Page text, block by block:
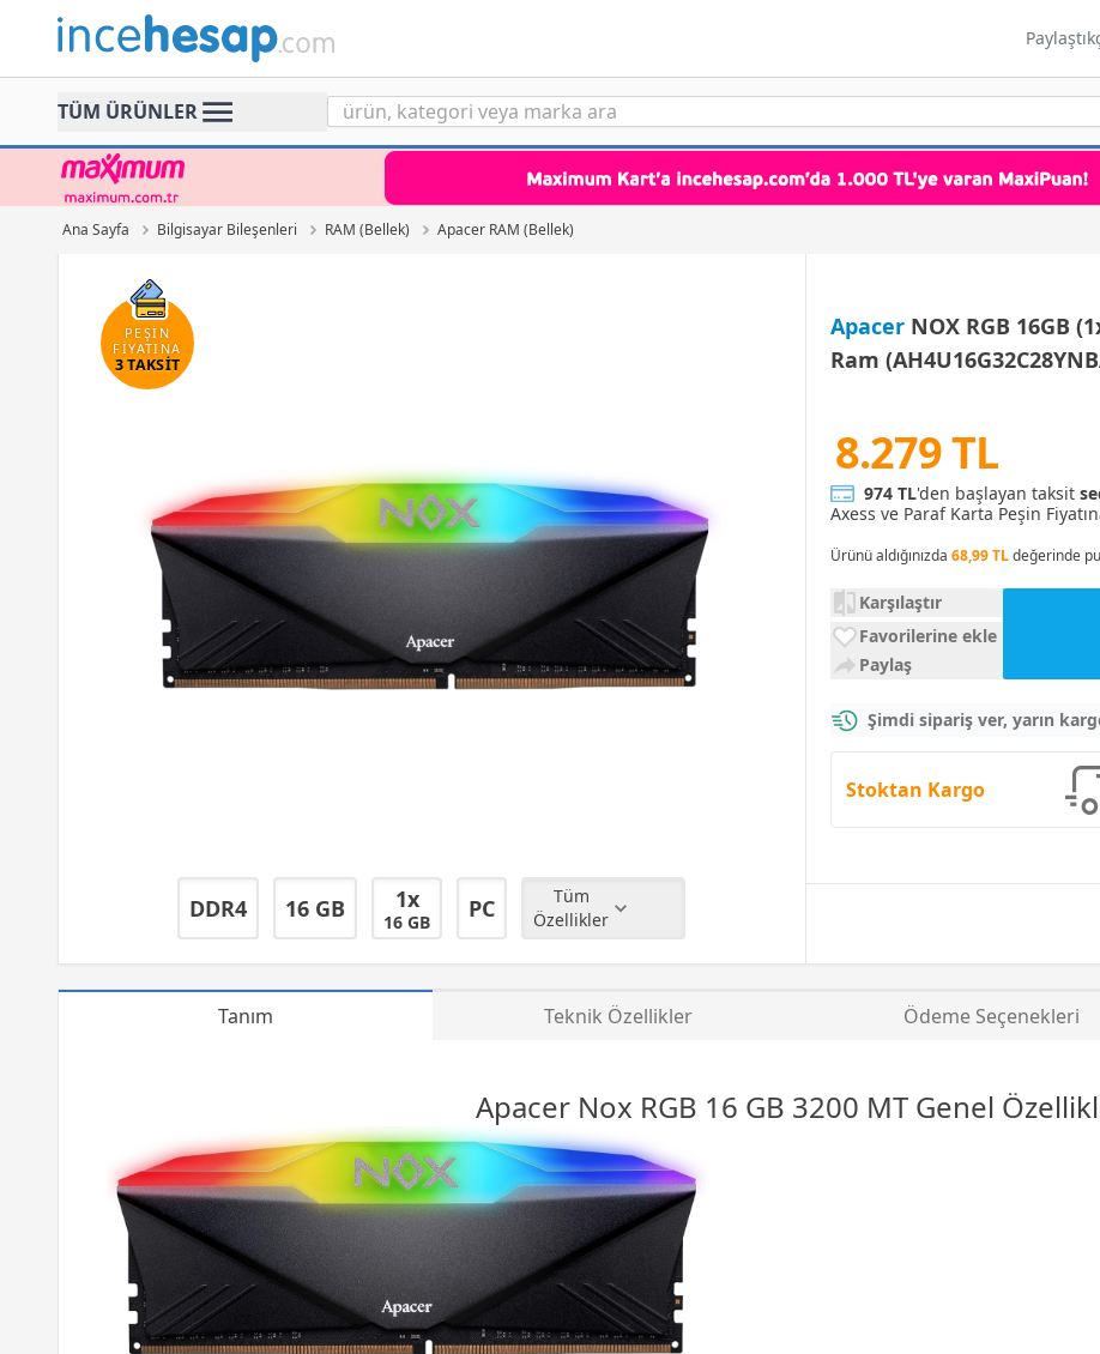
Incehesap
TÜM ÜRÜNLER
Ana Sayfa Bilgisayar Bileşenleri RAM (Bellek) Apacer RAM (Bellek)
ApacerNOX RGB 16GB
Ram
PEŞİN
FİYATINA
3 TAKSİT
DDR4 16 GB 1x
16 GB PC
Tüm
Özellikler
8.279 TL
974 TL'den başlayan taksit
Axess ve Paraf Karta Peşin
Ürünü aldığınızda 68,99 TLdeğerinde
Karşılaştır
Favorilerine ekle
Paylaş
Şimdi sipariş ver, yarın
Stoktan Kargo
Tanım Teknik Özellikler Ödeme Seçenekleri
Apacer Nox RGB 16 GB 3200 MT Genel